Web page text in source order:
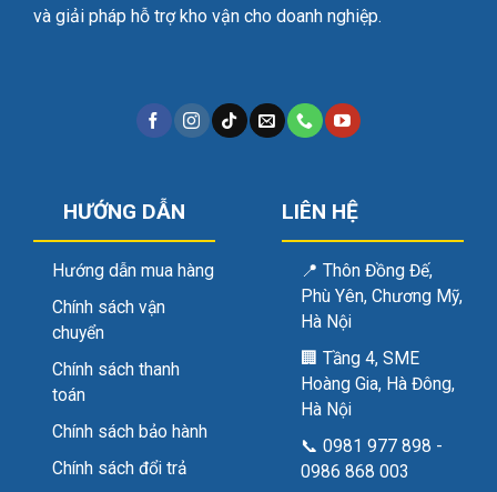
và giải pháp hỗ trợ kho vận cho doanh nghiệp.
HƯỚNG DẪN
Hướng dẫn mua hàng
Chính sách vận
chuyển
Chính sách thanh
toán
Chính sách bảo hành
Chính sách đổi trả
LIÊN HỆ
📍 Thôn Đồng Đế,
Phù Yên, Chương Mỹ,
Hà Nội
🏢 Tầng 4, SME
Hoàng Gia, Hà Đông,
Hà Nội
📞 0981 977 898 -
0986 868 003